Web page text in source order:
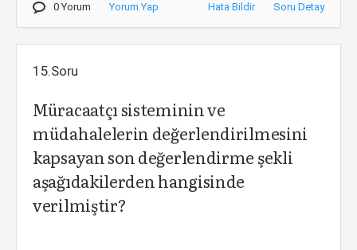
0 Yorum Yorum Yap Hata Bildir Soru Detay
15.Soru
Müracaatçı sisteminin ve
müdahalelerin değerlendirilmesini
kapsayan son değerlendirme şekli
aşağıdakilerden hangisinde
verilmiştir?